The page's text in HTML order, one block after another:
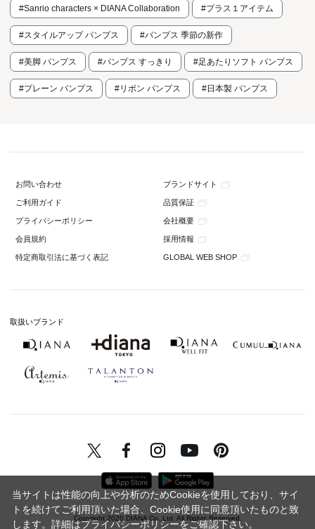
#Sanrio characters × DIANA Collaboration #プラス１アイテム
#スタイルアップ パンプス #パンプス 季節の新作
#美脚 パンプス #パンプス すっきり #足あたりソフト パンプス
#プレーン パンプス #リボン パンプス #日本製 パンプス
お問い合わせ ブランドサイト
ご利用ガイド 品質保証
プライバシーポリシー 会社概要
会員規約 採用情報
特定商取引法に基づく表記 GLOBAL WEB SHOP
取扱いブランド
Copyright 2020 DIANA Co.,Ltd. All Rights Reserved.
当サイトは性能の向上や分析のためCookieを使用しており、サイ
トを続けてご利用頂いた場合、Cookie使用に同意頂いたものと致
します。詳細はプライバシーポリシーをご確認下さい。